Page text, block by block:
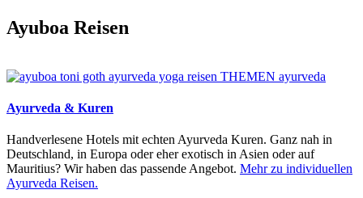
Ayuboa Reisen
Ayurveda & Kuren
Handverlesene Hotels mit echten Ayurveda Kuren. Ganz nah in
Deutschland, in Europa oder eher exotisch in Asien oder auf
Mauritius? Wir haben das passende Angebot. Mehr zu individuellen
Ayurveda Reisen.